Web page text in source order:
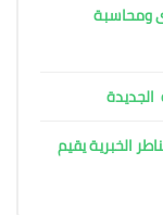
ومحاسبة
الجديدة
الخبرية يقيم